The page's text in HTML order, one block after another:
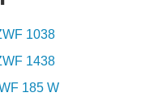
1038
1438
185 W